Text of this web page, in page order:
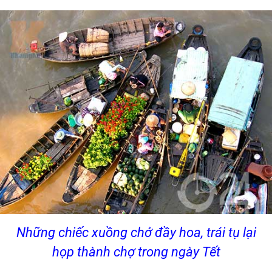
Những chiếc xuồng chở đầy hoa, trái tụ lại
họp thành chợ trong ngày Tết